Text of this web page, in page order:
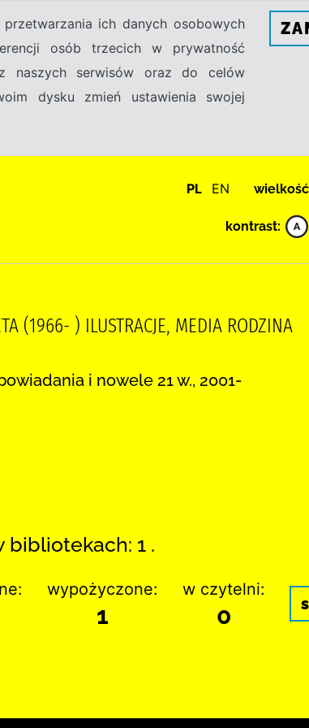
ich danych osobowych
osób trzecich w prywatność
naszych serwisów oraz do celów
dysku zmień ustawienia swojej
PL EN
kontrast:
(1966- ) ILUSTRACJE, MEDIA RODZINA
i nowele 21 w., 2001-
bibliotekach: 1 .
wypożyczone:
1
w czytelni:
0